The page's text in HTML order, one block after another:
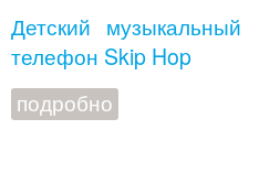
Детский музыкальный
телефон Skip Hop
подробно